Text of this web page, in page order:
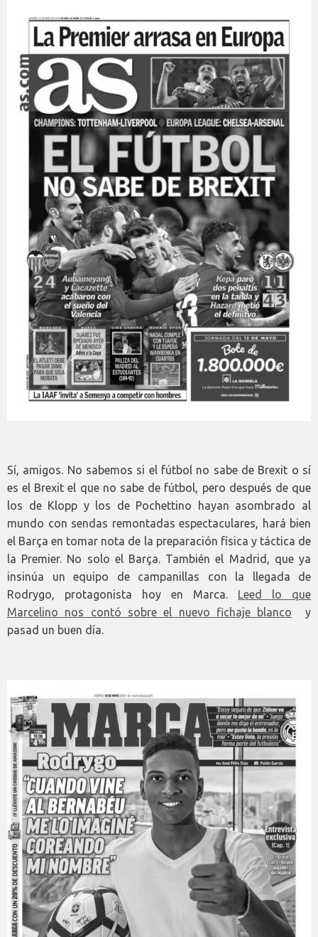
Sí, amigos. No sabemos si el fútbol no sabe de Brexit o sí
es el Brexit el que no sabe de fútbol, pero después de que
los de Klopp y los de Pochettino hayan asombrado al
mundo con sendas remontadas espectaculares, hará bien
el Barça en tomar nota de la preparación física y táctica de
la Premier. No solo el Barça. También el Madrid, que ya
insinúa un equipo de campanillas con la llegada de
Rodrygo, protagonista hoy en Marca. Leed lo que
Marcelino nos contó sobre el nuevo fichaje blanco y
pasad un buen día.